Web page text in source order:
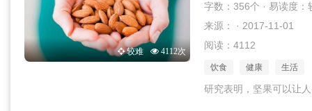
较难 4112次
字数：356个 · 易读度：
来源： · 2017-11-01
阅读：4112
饮食 健康 生活
研究表明，坚果可以让